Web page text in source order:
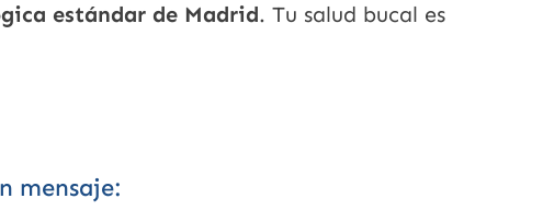
estándar de Madrid. Tu salud bucal es
mensaje: